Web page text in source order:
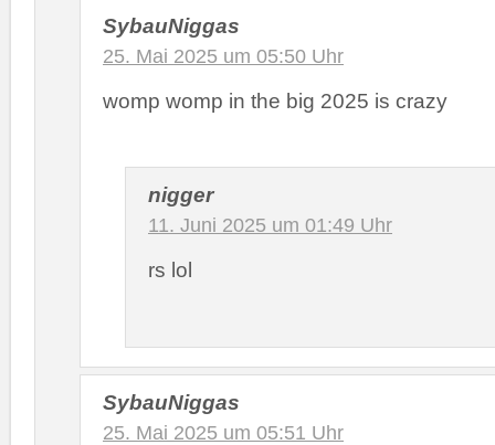
SybauNiggas
25. Mai 2025 um 05:50 Uhr
womp womp in the big 2025 is crazy
nigger
11. Juni 2025 um 01:49 Uhr
rs lol
SybauNiggas
25. Mai 2025 um 05:51 Uhr